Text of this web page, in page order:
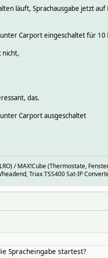
läuft, Sprachausgabe jetzt auf
Carport eingeschaltet für
nicht,
das.
Carport ausgeschaltet
/ MAX!Cube (Thermostate,
Triax TSS400 Sat-IP
Spracheingabe startest?